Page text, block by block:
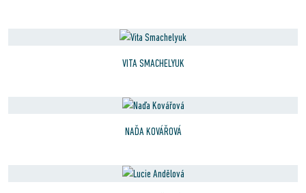
VITA SMACHELYUK
NAĎA KOVÁŘOVÁ